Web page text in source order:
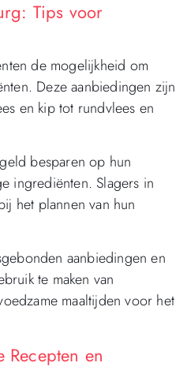
Tips voor
de mogelijkheid om
Deze aanbiedingen zijn
en kip tot rundvlees en
besparen op hun
ingrediënten. Slagers in
het plannen van hun
aanbiedingen en
te maken van
maaltijden voor het
en